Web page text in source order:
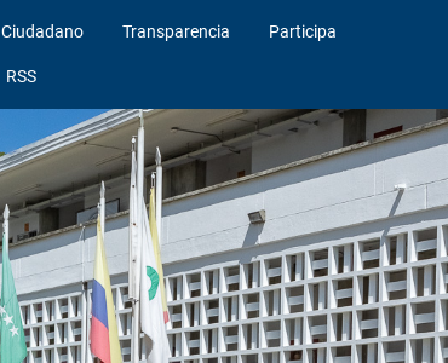
Transparencia Participa
RSS